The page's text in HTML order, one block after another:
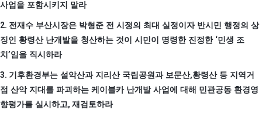
사업을 포함시키지 말라
2. 전재수 부산시장은 박형준 전 시정의 최대 실정이자 반시민 행정의 상
징인 황령산 난개발을 청산하는 것이 시민이 명령한 진정한 ‘민생 조
치 ’임을 직시하라
3. 기후환경부는 설악산과 지리산 국립공원과 보문산,황령산 등 지역거
점 산악 지대를 파괴하는 케이블카 난개발 사업에 대해 민관공동 환경영
향평가를 실시하고, 재검토하라